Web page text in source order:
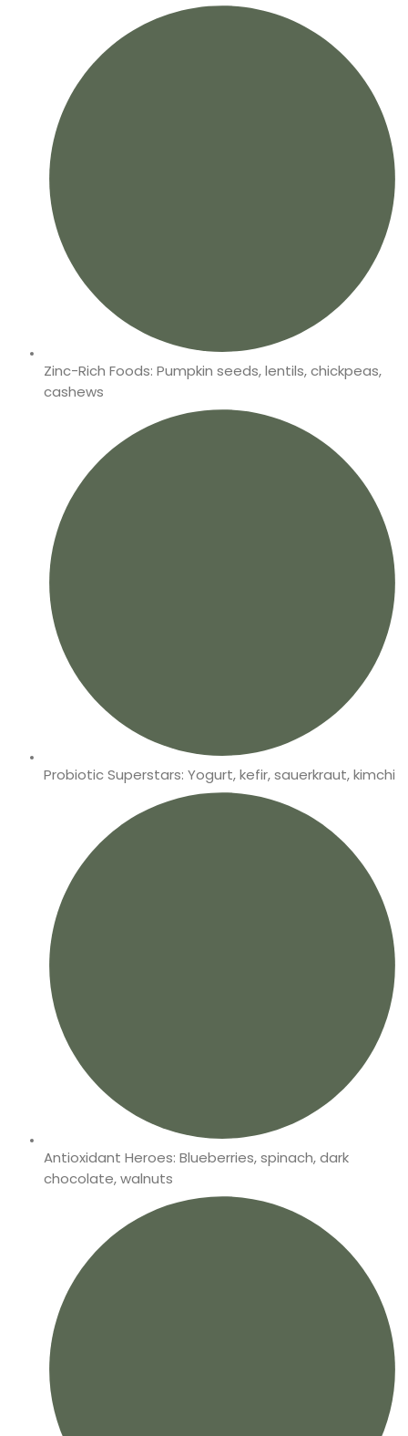
Zinc-Rich Foods: Pumpkin seeds, lentils, chickpeas,
cashews
Probiotic Superstars: Yogurt, kefir, sauerkraut, kimchi
Antioxidant Heroes: Blueberries, spinach, dark
chocolate, walnuts